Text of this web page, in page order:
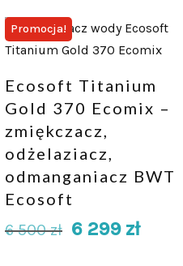
Promocja!
Ecosoft Titanium
Gold 370 Ecomix –
zmiękczacz,
odżelaziacz,
odmanganiacz BWT
Ecosoft
6 500zł 6 299 zł